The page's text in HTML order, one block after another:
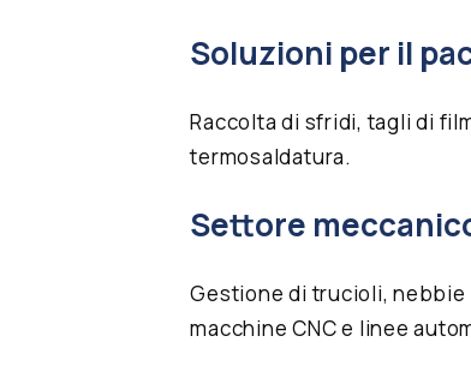
Soluzioni per il
Raccolta di sfridi, tagli di
termosaldatura.
Settore
Gestione di trucioli,
macchine CNC e linee